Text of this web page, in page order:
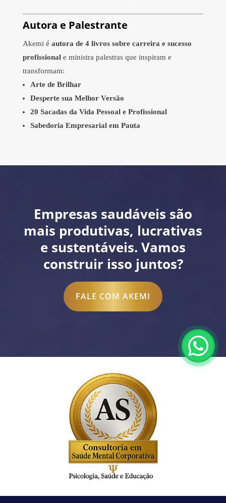
Autora e Palestrante
Akemi é autora de 4 livros sobre carreira e sucesso
profissionale ministra palestras que inspiram e
transformam:
Arte de Brilhar
Desperte sua Melhor Versão
20 Sacadas da Vida Pessoal e Profissional
Sabedoria Empresarial em Pauta
Empresas saudáveis são
mais produtivas, lucrativas
e sustentáveis. Vamos
construir isso juntos?
FALE COM AKEMI